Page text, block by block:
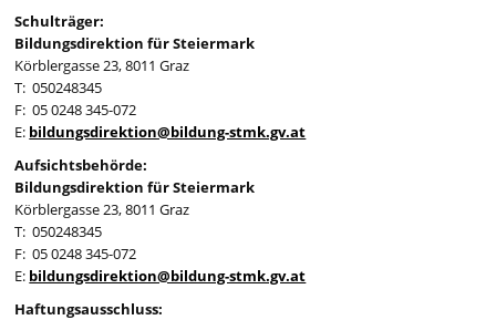
Schulträger:
Bildungsdirektion für Steiermark
Körblergasse 23, 8011 Graz
T: 050248345
F: 05 0248 345-072
E: bildungsdirektion@bildung-stmk.gv.at
Aufsichtsbehörde:
Bildungsdirektion für Steiermark
Körblergasse 23, 8011 Graz
T: 050248345
F: 05 0248 345-072
E: bildungsdirektion@bildung-stmk.gv.at
Haftungsausschluss: